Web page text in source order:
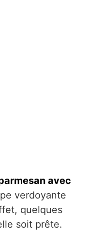
avec
verdoyante
quelques
soit prête.